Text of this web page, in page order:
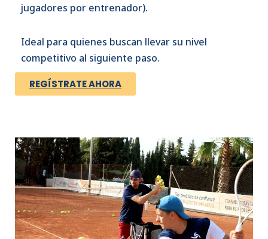
jugadores por entrenador).
Ideal para quienes buscan llevar su nivel
competitivo al siguiente paso.
REGÍSTRATE AHORA